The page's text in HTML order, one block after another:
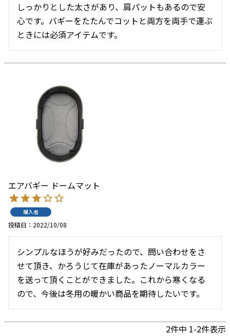
しっかりとした太さがあり、肩パットもあるので安
心です。バギーをたたんでコットと両方を両手で運ぶ
ときには必須アイテムです。
エアバギー ドームマット
購入者
投稿日 2022/10/08
シンプルなほうが好みだったので、問い合わせをさ
せて頂き、かろうじて在庫があったノーマルカラー
を送って頂くことができました。これから寒くなる
ので、今後は冬用の暖かい商品を期待したいです。
2件中 1-2件表示